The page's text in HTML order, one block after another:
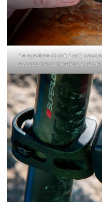
Le système Quick Lock vous
accessoire compatible avec le